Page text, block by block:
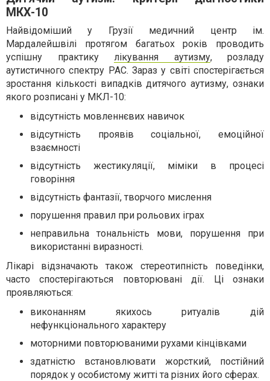
МКХ-10
Найвідоміший у Грузії медичний центр ім.
Мардалейшвілі протягом багатьох років проводить
успішну практику лікування аутизму, розладу
аутистичного спектру РАС. Зараз у світі спостерігається
зростання кількості випадків дитячого аутизму, ознаки
якого розписані у МКЛ-10:
відсутність мовленнєвих навичок
відсутність проявів соціальної, емоційної
взаємності
відсутність жестикуляції, міміки в процесі
говоріння
відсутність фантазії, творчого мислення
порушення правил при рольових іграх
неправильна тональність мови, порушення при
використанні виразності.
Лікарі відзначають також стереотипність поведінки,
часто спостерігаються повторювані дії. Ці ознаки
проявляються:
виконанням якихось ритуалів дій
нефункціонального характеру
моторними повторюваними рухами кінцівками
здатністю встановлювати жорсткий, постійний
порядок у особистому житті та різних його сферах.